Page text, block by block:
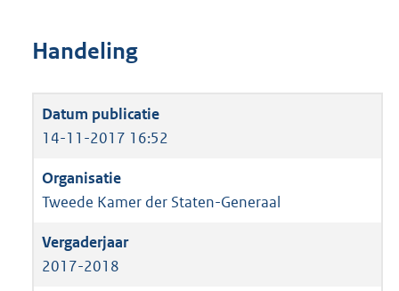
Handeling
14-11-2017 16:52
Tweede Kamer der Staten-Generaal
2017-2018